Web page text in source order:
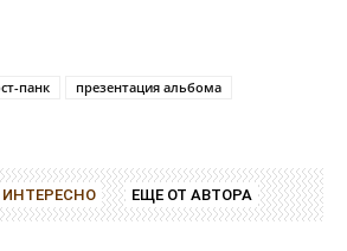
панк
презентация альбома
ЕЩЕ ОТ АВТОРА